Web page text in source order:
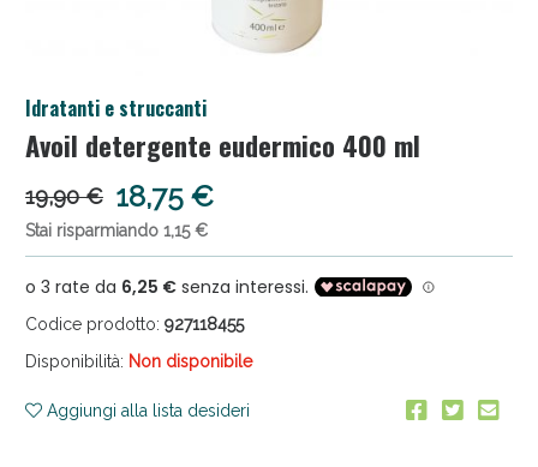
Idratanti e struccanti
Avoil detergente eudermico 400 ml
19,90 € 18,75 €
Stai risparmiando 1,15 €
Codice prodotto: 927118455
Disponibilità: Non disponibile
Aggiungi alla lista desideri
Anticellulite e Fanghi: Sconto fino al 40% valido